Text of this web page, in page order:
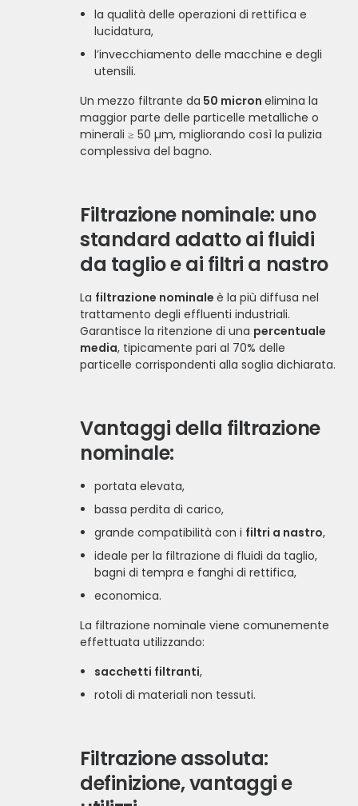
la qualità delle operazioni di rettifica e
lucidatura,
l’invecchiamento delle macchine e degli
utensili.
Un mezzo filtrante da 50 micronelimina la
maggior parte delle particelle metalliche o
minerali ≥ 50 µm, migliorando così la pulizia
complessiva del bagno.
Filtrazione nominale: uno
standard adatto ai fluidi
da taglio e ai filtri a nastro
La filtrazione nominaleè la più diffusa nel
trattamento degli effluenti industriali.
Garantisce la ritenzione di una percentuale
media, tipicamente pari al 70% delle
particelle corrispondenti alla soglia dichiarata.
Vantaggi della filtrazione
nominale:
portata elevata,
bassa perdita di carico,
grande compatibilità con i filtri a nastro,
ideale per la filtrazione di fluidi da taglio,
bagni di tempra e fanghi di rettifica,
economica.
La filtrazione nominale viene comunemente
effettuata utilizzando:
sacchetti filtranti,
rotoli di materiali non tessuti.
Filtrazione assoluta:
definizione, vantaggi e